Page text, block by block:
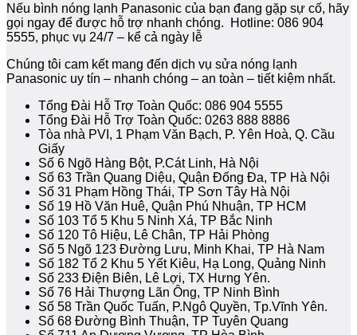
Nếu bình nóng lạnh Panasonic của bạn đang gặp sự cố, hãy
gọi ngay để được hỗ trợ nhanh chóng. Hotline: 086 904
5555, phục vụ 24/7 – kể cả ngày lễ
Chúng tôi cam kết mang đến dịch vụ sửa nóng lạnh
Panasonic uy tín – nhanh chóng – an toàn – tiết kiệm nhất.
Tổng Đài Hỗ Trợ Toàn Quốc: 086 904 5555
Tổng Đài Hỗ Trợ Toàn Quốc: 0263 888 8886
Tòa nhà PVI, 1 Phạm Văn Bạch, P. Yên Hoà, Q. Cầu
Giấy
Số 6 Ngõ Hàng Bột, P.Cát Linh, Hà Nội
Số 63 Trần Quang Diệu, Quận Đống Đa, TP Hà Nội
Số 31 Phạm Hồng Thái, TP Sơn Tây Hà Nội
Số 19 Hồ Văn Huê, Quận Phú Nhuận, TP HCM
Số 103 Tổ 5 Khu 5 Ninh Xá, TP Bắc Ninh
Số 120 Tô Hiệu, Lê Chân, TP Hải Phòng
Số 5 Ngõ 123 Đường Lưu, Minh Khai, TP Hà Nam
Số 182 Tổ 2 Khu 5 Yết Kiêu, Hạ Long, Quảng Ninh
Số 233 Điện Biên, Lê Lợi, TX Hưng Yên.
Số 76 Hải Thượng Lãn Ông, TP Ninh Bình
Số 58 Trần Quốc Tuấn, P.Ngô Quyền, Tp.Vĩnh Yên.
Số 68 Đường Bình Thuận, TP Tuyên Quang